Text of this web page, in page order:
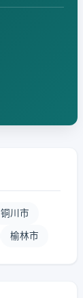
铜川市
榆林市